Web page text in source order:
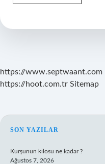
Ve
Kaç
https://www.septwaant.com
https://hoot.com.tr Sitemap
SIDEBAR
SON YAZILAR
Kurşunun kilosu ne kadar ?
Ağustos 7, 2026